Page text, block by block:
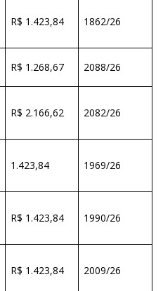
R$ 1.423,84 1862/26
R$ 1.268,67 2088/26
R$ 2.166,62 2082/26
1.423,84 1969/26
R$ 1.423,84 1990/26
R$ 1.423,84 2009/26